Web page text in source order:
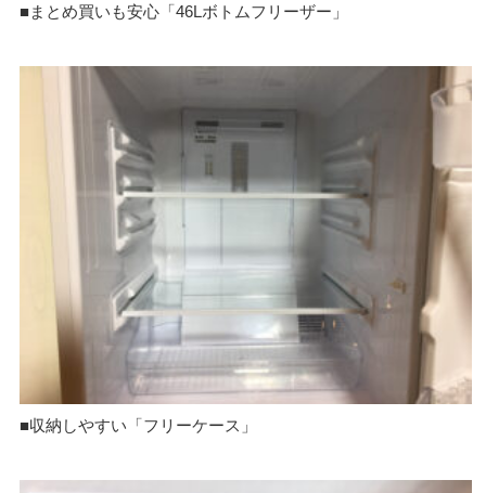
■まとめ買いも安心「46Lボトムフリーザー」
■収納しやすい「フリーケース」